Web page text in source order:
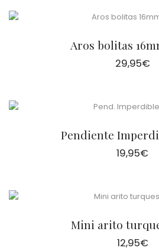
Aros bolitas
29,95€
Pendiente
19,95€
Mini arito
12,95€